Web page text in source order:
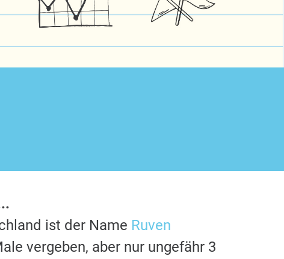
ist der Name Ruven
vergeben, aber nur ungefähr 3